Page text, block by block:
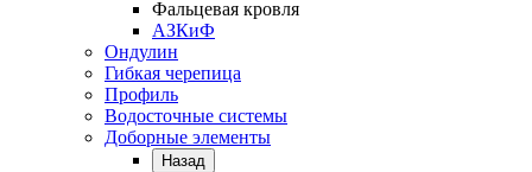
Фальцевая кровля
АЗКиФ
Ондулин
Гибкая черепица
Профиль
Водосточные системы
Доборные элементы
Назад